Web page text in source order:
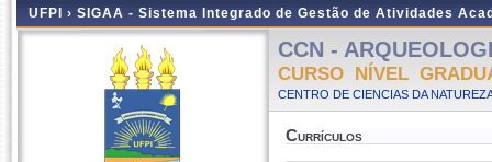
UFPI › SIGAA - Sistema Integrado de Gestão de Atividades
CCN -
CURSO NÍVEL
CENTRO DE CIENCIAS DA
Currículos